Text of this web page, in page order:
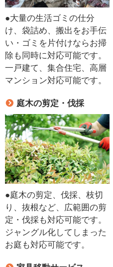
●大量の生活ゴミの仕分
け、袋詰め、搬出をお手伝
い・ゴミを片付けならお掃
除も同時に対応可能です。
一戸建て、集合住宅、高層
マンション対応可能です。
庭木の剪定・伐採
●庭木の剪定、伐採、枝切
り、抜根など、広範囲の剪
定・伐採も対応可能です。
ジャングル化してしまった
お庭も対応可能です。